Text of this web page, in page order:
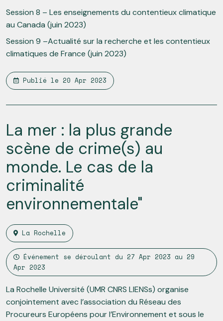
Session 8 – Les enseignements du contentieux climatique
au Canada (juin 2023)
Session 9 –Actualité sur la recherche et les contentieux
climatiques de France (juin 2023)
Publié le 20 Apr 2023
La mer : la plus grande
scène de crime(s) au
monde. Le cas de la
criminalité
environnementale"
La Rochelle
Événement se déroulant du 27 Apr 2023 au 29
Apr 2023
La Rochelle Université (UMR CNRS LIENSs) organise
conjointement avec l’association du Réseau des
Procureurs Européens pour l’Environnement et sous le